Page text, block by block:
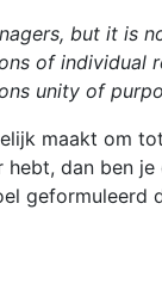
but it is
of individual
unity of
maakt om
dan ben